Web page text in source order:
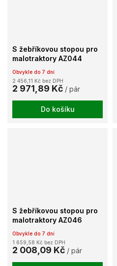
S žebříkovou stopou pro
malotraktory AZ044
Obvykle do 7 dní
2 456,11 Kč bez DPH
2 971,89 Kč / pár
Do košíku
S žebříkovou stopou pro
malotraktory AZ046
Obvykle do 7 dní
1 659,58 Kč bez DPH
2 008,09 Kč / pár